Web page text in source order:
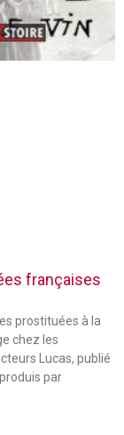
françaises
prostituées à la
chez les
Lucas, publié
par